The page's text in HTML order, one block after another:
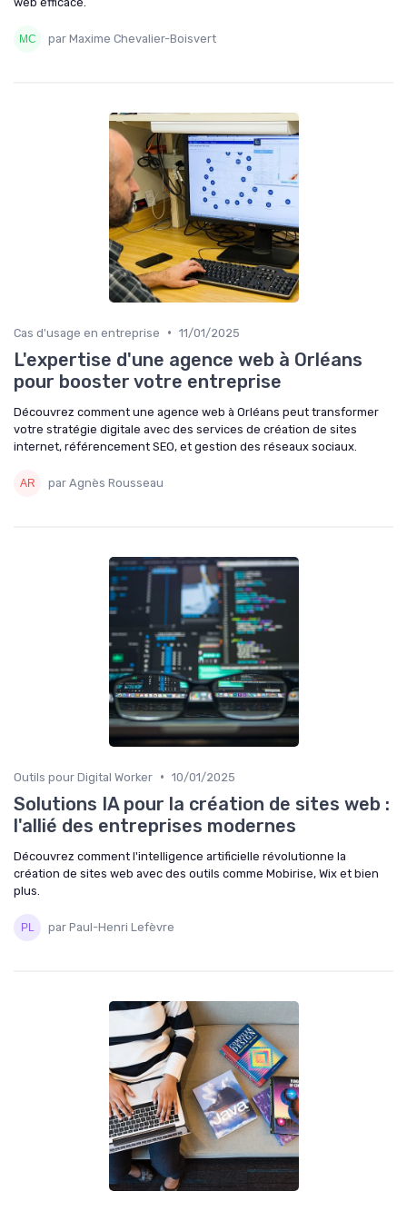
par Maxime Chevalier-Boisvert
Cas d'usage en entreprise • 11/01/2025
L'expertise d'une agence web à Orléans
pour booster votre entreprise
Découvrez comment une agence web à Orléans peut transformer
votre stratégie digitale avec des services de création de sites
internet, référencement SEO, et gestion des réseaux sociaux.
par Agnès Rousseau
Outils pour Digital Worker • 10/01/2025
Solutions IA pour la création de sites web :
l'allié des entreprises modernes
Découvrez comment l'intelligence artificielle révolutionne la
création de sites web avec des outils comme Mobirise, Wix et bien
plus.
par Paul-Henri Lefèvre